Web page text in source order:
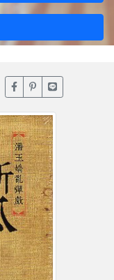
臉書分享(另開新視窗)
噗浪分享(另開新
Line分享(另